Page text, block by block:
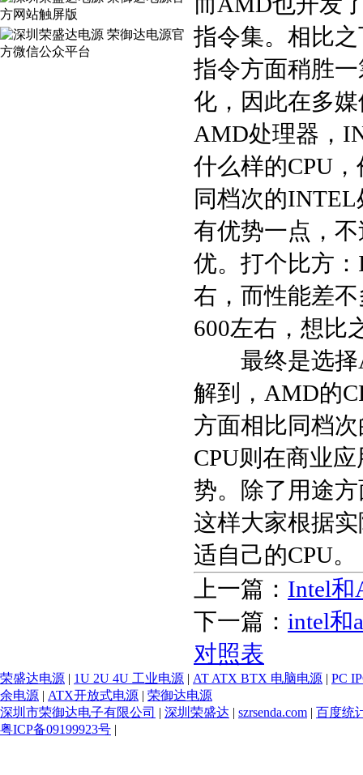
指令集。相比
指令方面稍胜
化，因此在多
AMD处理器，
什么样的CPU
同档次的
有优势一点，
优。打个比方
右，而性能差
600左右，想比
最终是选择
解到，AMD的
方面相比同档
CPU则在商业
势。除了用途
这样大家根据
适自己的CPU。
上一篇： Intel和
下一篇： intel和
对照表
荣盛达电源 | 1U 2U 4U 工业电源 | AT ATX BTX 电脑电源 | PC
余电源 | ATX开放式电源 | 荣御达电源
深圳市荣御达电子有限公司 | 深圳荣盛达 | szrsenda.com | 百度统
粤ICP备09199923号 |